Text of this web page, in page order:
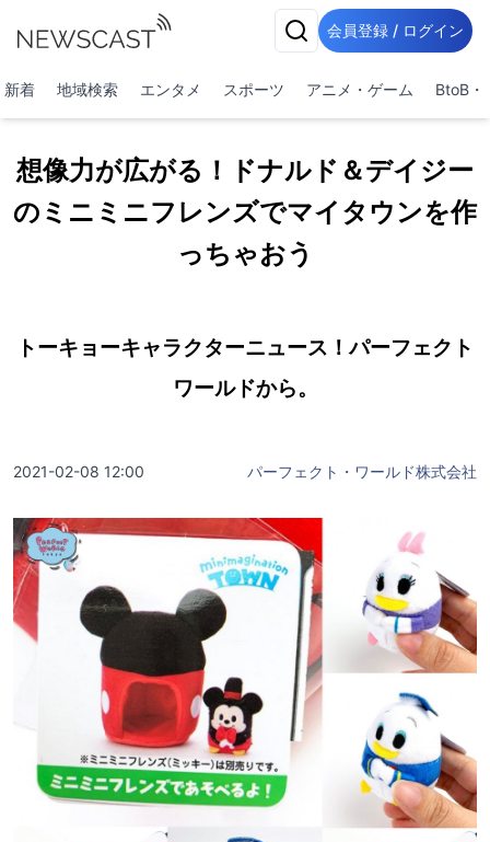
会員登録 / ログイン
新着 地域検索 エンタメ スポーツ アニメ・ゲーム BtoB・
想像力が広がる！ドナルド＆デイジー
のミニミニフレンズでマイタウンを作
っちゃおう
トーキョーキャラクターニュース！パーフェクト
ワールドから。
2021-02-08 12:00 パーフェクト・ワールド株式会社